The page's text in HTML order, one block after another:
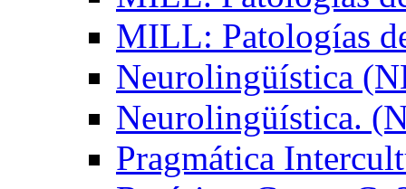
MILL: Patologías
Neurolingüística
Neurolingüística.
Pragmática